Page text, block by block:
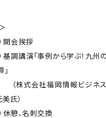
開会挨拶
調講演「事例から学ぶ！九州
社福岡情報ビジネス
氏）
憩、名刺交換